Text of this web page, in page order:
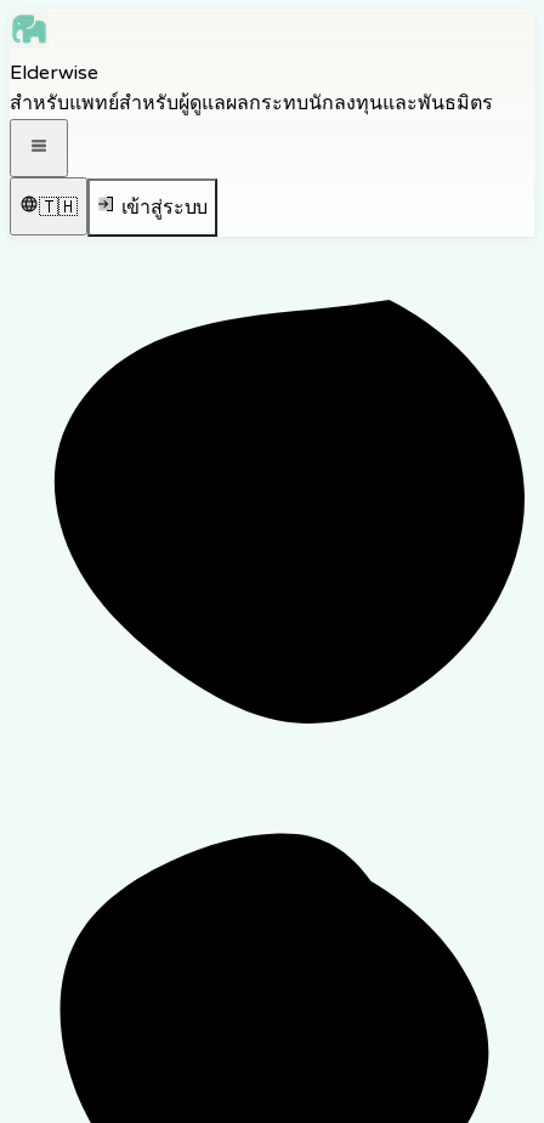
Skip to navigation
Skip to footer
Elderwise
สำหรับแพทย์สำหรับผู้ดูแลผลกระทบนักลงทุนและพันธมิตร
🇹🇭 เข้าสู่ระบบ